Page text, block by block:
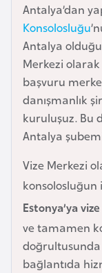
Antalya’dan
Konsolosluğu
Antalya
Merkezi
başvuru
danışmanlık
kuruluşuz. Bu
Antalya
Vize Merkezi
Estonya’ya vize
ve tamamen
bağlantıda
h
r
e
y
n
B
n
g
l
a
d
e